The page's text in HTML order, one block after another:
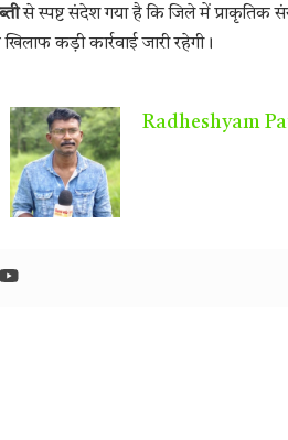
से स्पष्ट संदेश गया है कि जिले में प्राकृतिक
कड़ी कार्रवाई जारी रहेगी।
Radheshyam